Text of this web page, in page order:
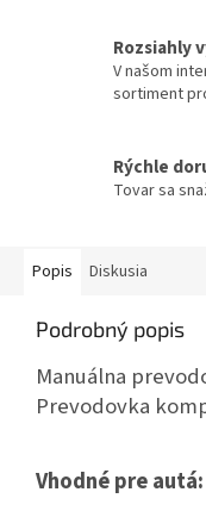
Rozsiahly
V našom
sortiment
Rýchle
Tovar sa
Popis Diskusia
Podrobný popis
Manuálna
Prevodovka
Vhodné pre autá: